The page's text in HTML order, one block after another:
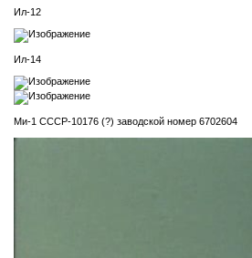
Ил-12
Ил-14
Ми-1 СССР-10176 (?) заводской номер 6702604